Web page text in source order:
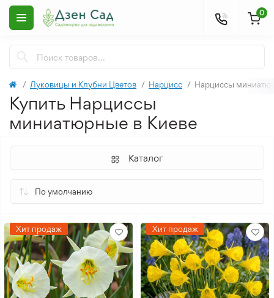
0
Луковицы и Клубни Цветов Нарцисс Нарциссы
Купить Нарциссы
миниатюрные в Киеве
Каталог
Хит продаж Хит продаж